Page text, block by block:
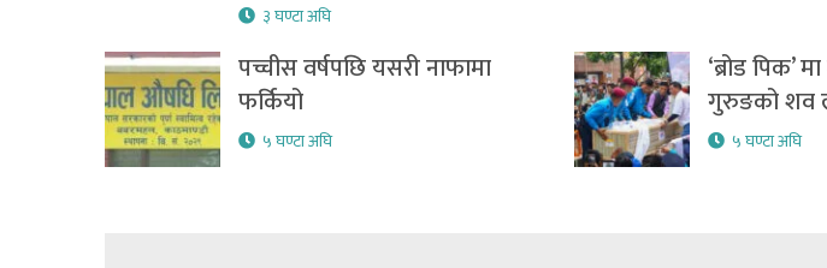
३ घण्टा अघि
पच्चीस वर्षपछि यसरी नाफामा
फर्कियो
५ घण्टा अघि
‘ब्रोड पिक’
गुरुङको शव
५ घण्टा अघि